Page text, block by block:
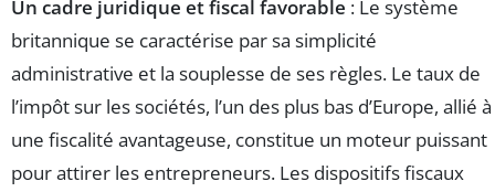
Un cadre juridique et fiscal favorable : Le système
britannique se caractérise par sa simplicité
administrative et la souplesse de ses règles. Le taux de
l’impôt sur les sociétés, l’un des plus bas d’Europe, allié à
une fiscalité avantageuse, constitue un moteur puissant
pour attirer les entrepreneurs. Les dispositifs fiscaux